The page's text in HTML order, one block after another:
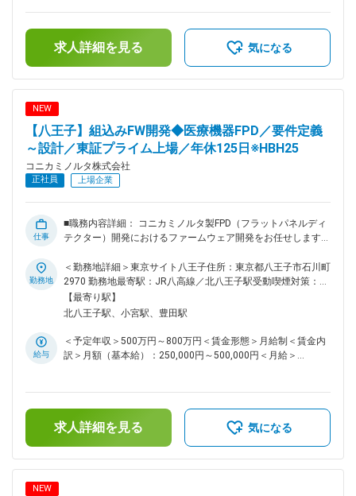
製膜プラントの設備保全技術者として、予防保全や改良保全、
生産効率化、日々のオペレーションまで適正に合わせ幅広くお
任せします。また、設備投資の計画立案、設計、導入などの業
務も担って頂きます。設備導入、設備改造における業者調整、
には＞ 製膜プラントの設備保全技術者として、予防保全や改
などの業務も担って頂きます。 設備導入、設備改造における
業者調整、工事・安全・予算の管理も実行していただきます。
具体的には ・設備保全・故障予防に向けた保全計画立案、改
善推進、管理業務（先ずはこちらに従事してもらいます） ・
新規設備の設計・導?業務、予知保全立案導入（経験・スキ
ル・キャリアプランも踏まえゆくゆくお任せしたい） ・省エ
化・複雑化が進む中、設備設計・保全・改善のいずれにおいて
も現場視点と技術的探究心が求められています。設備全体の信
安全対策業務（設備安全設計）、エネルギー効率化（SDGｓ）
などにも関与できるポジションです。 ■リモートワーク頻度：
基本的には現場関係者と連携することが多い業務となるため、
基本は出社対応となります。業務内容に応じて柔軟に運用中で
安の金額であり、選考を通じて上下する可能性があります。月
給(月額)は固定手当を含めた表記です。
求人詳細を見る 気になる
NEW
【八王子】組込みFW開発◆医療機器FPD／要件定義
～設計／東証プライム上場／年休125日※HBH25
コニカミノルタ株式会社
正社員 上場企業
仕事
■職務内容詳細： コニカミノルタ製FPD（フラットパネルディ
テクター）開発におけるファームウェア開発をお任せします。
(要件定義、システム設計、アーキテクチャ設計など上流工程
から参画) ■事業内容： ヘルスケア事業部では、Ｘ線、超音波
などの画像診断、パルスオキシメータ・新生児黄疸計などのバ
イタルセンシング、医療ICTサービスを融合したヘルスケアソ
のビジョン/期待する役割等： ・医療機器に求められる高水準
の品質に応える技術を習得しつつ、自ら開発した製品が医療の
勤務地
＜勤務地詳細＞東京サイト八王子住所：東京都八王子市石川町
2970 勤務地最寄駅：JR八高線／北八王子駅受動喫煙対策：屋
内全面禁煙変更の範囲：会社の定める事業所（リモートワーク
含む）
【最寄り駅】
北八王子駅、小宮駅、豊田駅
給与
＜予定年収＞500万円～800万円＜賃金形態＞月給制＜賃金内
訳＞月額（基本給）：250,000円～500,000円＜月給＞
り、選考を通じて上下する可能性があります。月給(月額)は固
定手当を含めた表記です。
求人詳細を見る 気になる
NEW